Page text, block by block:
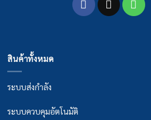
สินค้าทั้งหมด
ระบบส่งกำลัง
ระบบควบคุมอัตโนมัติ